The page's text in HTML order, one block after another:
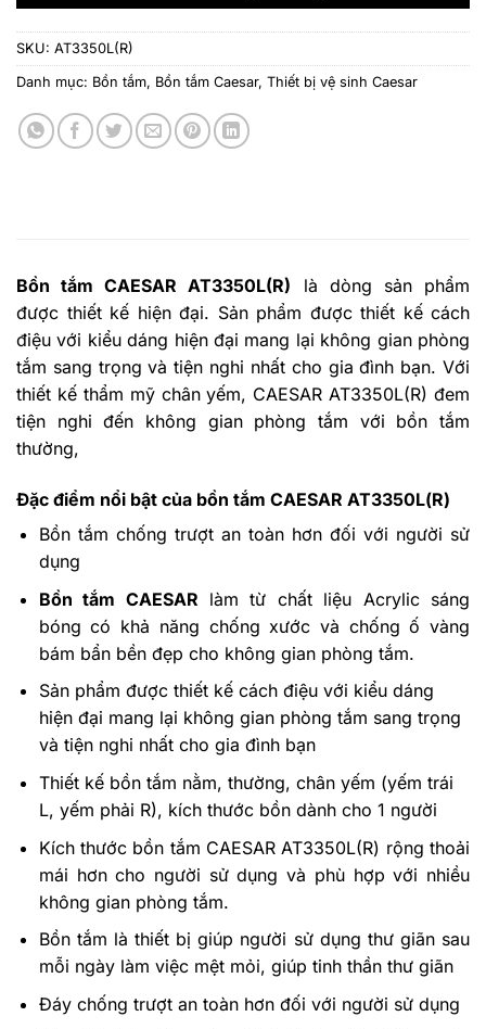
SKU: AT3350L(R)
Danh mục: Bồn tắm, Bồn tắm Caesar, Thiết bị vệ sinh Caesar
Bồn tắm CAESAR AT3350L(R) là dòng sản phẩm
được thiết kế hiện đại. Sản phẩm được thiết kế cách
điệu với kiểu dáng hiện đại mang lại không gian phòng
tắm sang trọng và tiện nghi nhất cho gia đình bạn. Với
thiết kế thẩm mỹ chân yếm, CAESAR AT3350L(R) đem
tiện nghi đến không gian phòng tắm với bồn tắm
thường,
Đặc điểm nổi bật của bồn tắm CAESAR AT3350L(R)
Bồn tắm chống trượt an toàn hơn đối với người sử
dụng
Bồn tắm CAESAR làm từ chất liệu Acrylic sáng
bóng có khả năng chống xước và chống ố vàng
bám bẩn bền đẹp cho không gian phòng tắm.
Sản phẩm được thiết kế cách điệu với kiểu dáng
hiện đại mang lại không gian phòng tắm sang trọng
và tiện nghi nhất cho gia đình bạn
Thiết kế bồn tắm nằm, thường, chân yếm (yếm trái
L, yếm phải R), kích thước bồn dành cho 1 người
Kích thước bồn tắm CAESAR AT3350L(R) rộng thoải
mái hơn cho người sử dụng và phù hợp với nhiều
không gian phòng tắm.
Bồn tắm là thiết bị giúp người sử dụng thư giãn sau
mỗi ngày làm việc mệt mỏi, giúp tinh thần thư giãn
Đáy chống trượt an toàn hơn đối với người sử dụng